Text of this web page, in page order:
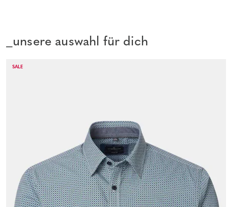
_unsere auswahl für dich
SALE